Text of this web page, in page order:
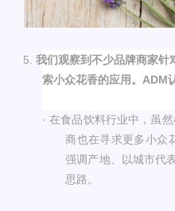
5. 我们观察到不少品牌商家针
索小众花香的应用。 ADM
·在食品饮料行业中，虽
商也在寻求更多小众
强调产地、以城市代
思路。